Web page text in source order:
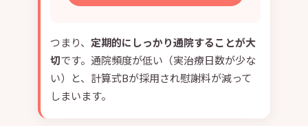
つまり、 定期的にしっかり通院することが大
切です。通院頻度が低い（実治療日数が少な
い）と、計算式Bが採用され慰謝料が減って
しまいます。